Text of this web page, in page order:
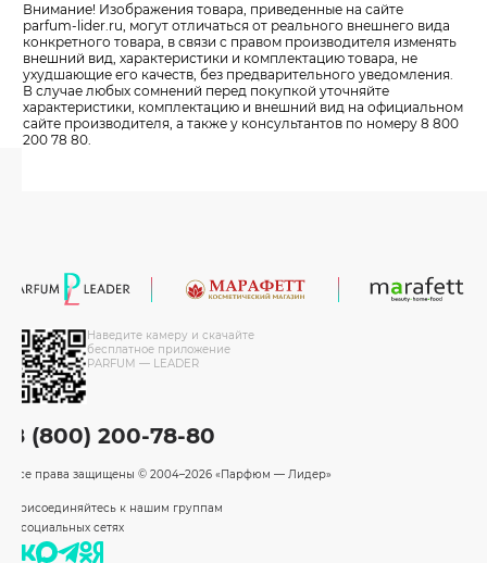
Внимание! Изображения товара, приведенные на сайте
parfum-lider.ru, могут отличаться от реального внешнего вида
конкретного товара, в связи с правом производителя изменять
внешний вид, характеристики и комплектацию товара, не
ухудшающие его качеств, без предварительного уведомления.
В случае любых сомнений перед покупкой уточняйте
характеристики, комплектацию и внешний вид на официальном
сайте производителя, а также у консультантов по номеру 8 800
200 78 80.
Наведите камеру и скачайте
бесплатное приложение
PARFUM — LEADER
8 (800) 200-78-80
Все права защищены © 2004–2026 «Парфюм — Лидер»
Присоединяйтесь к нашим группам
в социальных сетях